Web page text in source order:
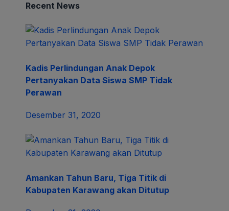
Recent News
Kadis Perlindungan Anak Depok
Pertanyakan Data Siswa SMP Tidak
Perawan
Desember 31, 2020
Amankan Tahun Baru, Tiga Titik di
Kabupaten Karawang akan Ditutup